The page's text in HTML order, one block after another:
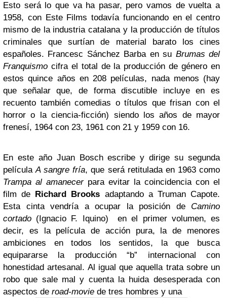
Esto será lo que va ha pasar, pero vamos de vuelta a
1958, con Este Films todavía funcionando en el centro
mismo de la industria catalana y la producción de títulos
criminales que surtían de material barato los cines
españoles. Francesc Sánchez Barba en su Brumas del
Franquismo cifra el total de la producción de género en
estos quince años en 208 películas, nada menos (hay
que señalar que, de forma discutible incluye en es
recuento también comedias o títulos que frisan con el
horror o la ciencia-ficción) siendo los años de mayor
frenesí, 1964 con 23, 1961 con 21 y 1959 con 16.
En este año Juan Bosch escribe y dirige su segunda
películaA sangre fría, que será retitulada en 1963 como
Trampa al amanecerpara evitar la coincidencia con el
film de Richard Brooks adaptando a Truman Capote.
Esta cinta vendría a ocupar la posición de Camino
cortado (Ignacio F. Iquino) en el primer volumen, es
decir, es la película de acción pura, la de menores
ambiciones en todos los sentidos, la que busca
equipararse la producción “b” internacional con
honestidad artesanal. Al igual que aquella trata sobre un
robo que sale mal y cuenta la huida desesperada con
aspectos de road-movie de tres hombres y una